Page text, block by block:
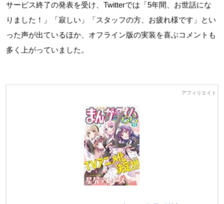
サービス終了の発表を受け、Twitterでは「5年間、お世話にな
りました！」「寂しい」「スタッフの方、お疲れ様です」とい
った声が出ているほか、オフライン版の実装を喜ぶコメントも
多く上がっていました。